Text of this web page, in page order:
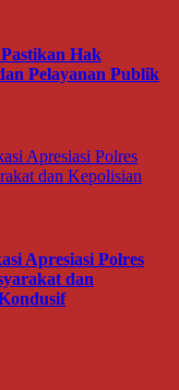
Hak
Pelayanan Publik
Apresiasi Polres
dan